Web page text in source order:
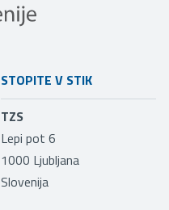
STOPITE V STIK
TZS
Lepi pot 6
1000 Ljubljana
Slovenija